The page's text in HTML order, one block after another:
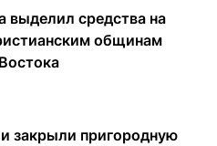
средства на
общинам
закрыли пригородную